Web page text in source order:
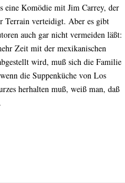
eine Komödie mit Jim Carrey, der
Terrain verteidigt. Aber es gibt
auch gar nicht vermeiden läßt:
Zeit mit der mexikanischen
wird, muß sich die Familie
die Suppenküche von Los
herhalten muß, weiß man, daß